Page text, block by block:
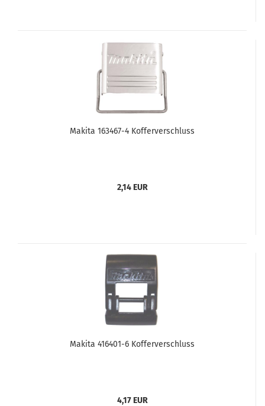
Makita 163467-4 Kofferverschluss
2,14 EUR
Makita 416401-6 Kofferverschluss
4,17 EUR